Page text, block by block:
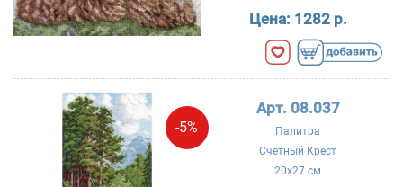
Цена: 1282 р.
-5%
Арт. 08.037
Палитра
Счетный Крест
20x27 см